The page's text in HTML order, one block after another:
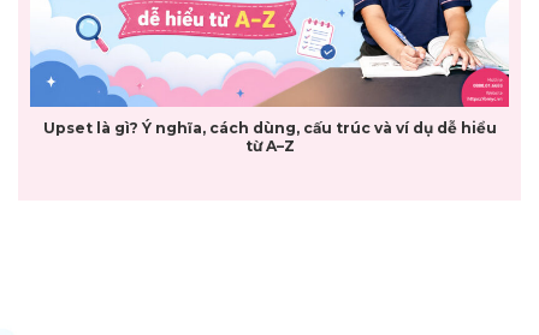
Upset là gì? Ý nghĩa, cách dùng, cấu trúc và ví dụ dễ hiểu
từ A–Z